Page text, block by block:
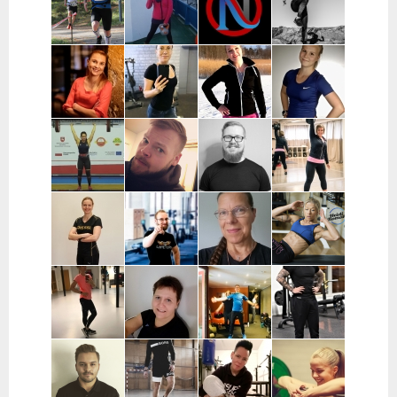
Helsinki,
Vantaa,
Kerava
ja Turku
Pääkaupunkiseutu
Pekka
Kauranen |
Pohjois-
Pohjanmaa
Mervi
Wennerstrand
| Helsinki,
Ranska
Nooa Närväinen |
Pääkaupunkiseutu
Iina
Taijonlahti |
Helsinki
Kaisa
Poikajärvi |
Espoo
Essi Malíková
| Tampere
Mari Koponen |
Pääkaupunkiseutu
Lotta
Ahteneva |
Järvenpää ja
lähiseutu
Jutta Selin |
Pirkanmaa
Ville Suur-
Inkeroinen |
Varsinais-
Suomi
Antti
Kjellman |
Oulu
Jenni
Siponen |
Lohja
Noora Karme |
Espoo ja
Helsinki
Leppänen |
Pirkanmaa
Eeva Beckford
| Espoo ja
Leppävaara
Heidi Ilomäki
| Sastamala
Laura Raisio |
Kärkölä,
Hollola, Lahti,
Lammi
Teija Augustin
| Varsinais-
Suomi, Turku
Kari Timonen
| Lohja
Arttu Kurkela
| Pohjois-
Pohjanmaa